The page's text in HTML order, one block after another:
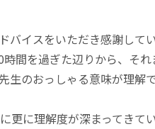
バイスをいただき感謝して
間を過ぎた辺りから、そ
生のおっしゃる意味が理解
更に理解度が深まってきて